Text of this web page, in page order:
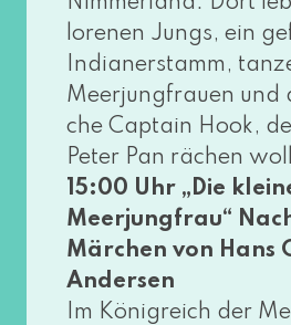
lo­re­nen Jungs, ein
Indianerstamm,
Meerjungfrauen
che Captain Hook,
Peter Pan rächen
15:00 Uhr „Die
Meerjungfrau“
Märchen von Hans
Andersen
Im Königreich der